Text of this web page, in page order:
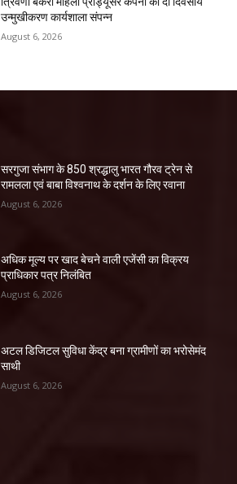
उन्मुखीकरण कार्यशाला संपन्न
August 6, 2026
सरगुजा संभाग के 850 श्रद्धालु भारत गौरव ट्रेन से
रामलला एवं बाबा विश्वनाथ के दर्शन के लिए रवाना
August 6, 2026
अधिक मूल्य पर खाद बेचने वाली एजेंसी का विक्रय
प्राधिकार पत्र निलंबित
August 6, 2026
अटल डिजिटल सुविधा केंद्र बना ग्रामीणों का भरोसेमंद
साथी
August 6, 2026